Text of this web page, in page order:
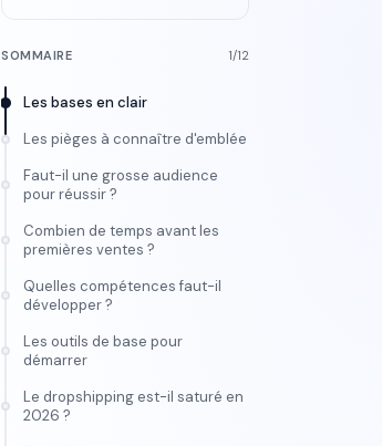
SOMMAIRE 1/12
Les bases en clair
Les pièges à connaître d'emblée
Faut-il une grosse audience
pour réussir ?
Combien de temps avant les
premières ventes ?
Quelles compétences faut-il
développer ?
Les outils de base pour
démarrer
Le dropshipping est-il saturé en
2026 ?